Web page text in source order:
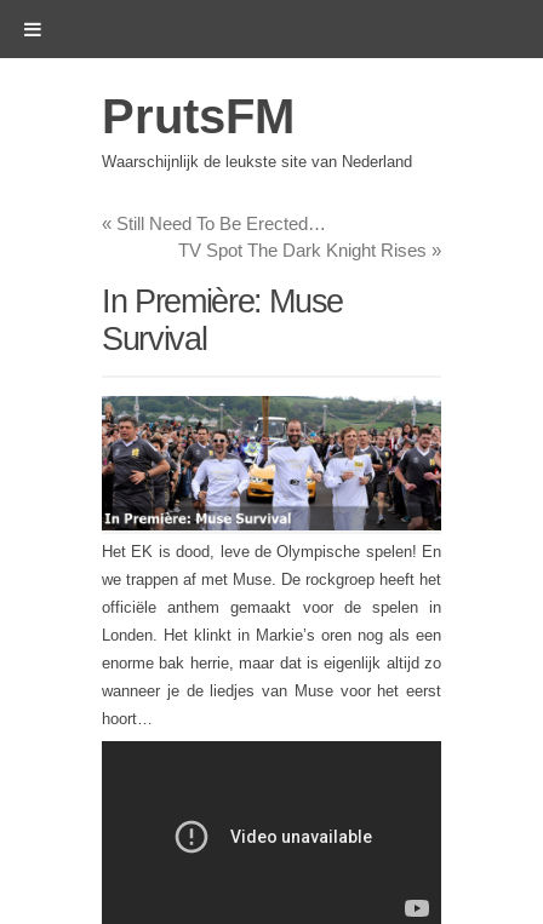
PrutsFM
Waarschijnlijk de leukste site van Nederland
« Still Need To Be Erected…
TV Spot The Dark Knight Rises »
In Première: Muse
Survival
Het EK is dood, leve de Olympische spelen! En
we trappen af met Muse. De rockgroep heeft het
officiële anthem gemaakt voor de spelen in
Londen. Het klinkt in Markie’s oren nog als een
enorme bak herrie, maar dat is eigenlijk altijd zo
wanneer je de liedjes van Muse voor het eerst
hoort…